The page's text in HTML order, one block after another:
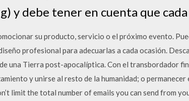
y debe tener en cuenta que
su producto, servicio o el próximo evento.
profesional para adecuarlas a cada ocasión.
una Tierra post-apocalíptica. Con el transbordador
y unirse al resto de la humanidad; o
limit the total number of emails you can send from